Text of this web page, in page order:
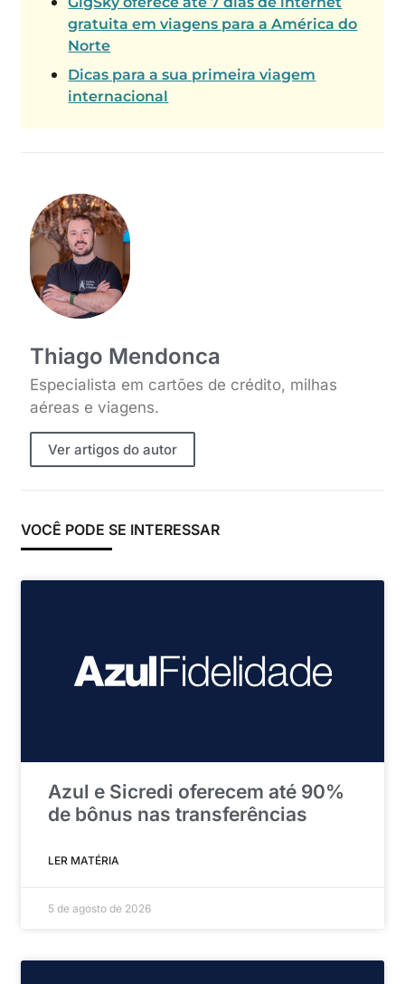
gratuita em viagens para a América do
Norte
Dicas para a sua primeira viagem
internacional
Thiago Mendonca
Especialista em cartões de crédito, milhas
aéreas e viagens.
Ver artigos do autor
VOCÊ PODE SE INTERESSAR
Azul e Sicredi oferecem até 90%
de bônus nas transferências
LER MATÉRIA
5 de agosto de 2026